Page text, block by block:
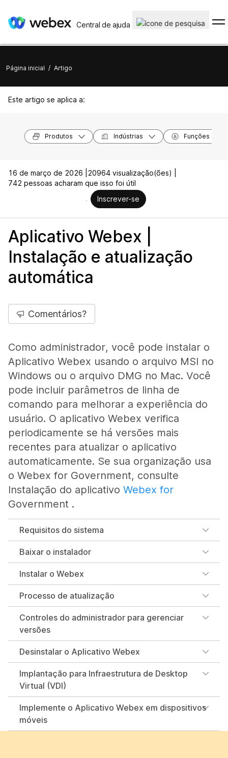
Central de ajuda
Página inicial / Artigo
Este artigo se aplica a:
Produtos Indústrias Funções
16 de março de 2026 |
20964 visualização(ões) |
742 pessoas acharam que isso foi útil
Inscrever-se
Aplicativo Webex |
Instalação e atualização
automática
Comentários?
Como administrador, você pode instalar o
Aplicativo Webex usando o arquivo MSI no
Windows ou o arquivo DMG no Mac. Você
pode incluir parâmetros de linha de
comando para melhorar a experiência do
usuário. O aplicativo Webex verifica
periodicamente se há versões mais
recentes para atualizar o aplicativo
automaticamente. Se sua organização usa
o Webex for Government, consulte
Instalação do aplicativo Webex for
Government .
Requisitos do sistema
Baixar o instalador
Instalar o Webex
Processo de atualização
Controles do administrador para gerenciar
versões
Desinstalar o Aplicativo Webex
Implantação para Infraestrutura de Desktop
Virtual (VDI)
Implemente o Aplicativo Webex em dispositivos
móveis